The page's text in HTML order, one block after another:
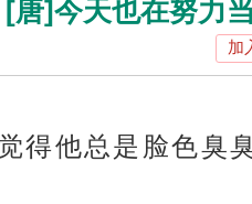
[唐]今天也在努力
加
得他总是脸色臭